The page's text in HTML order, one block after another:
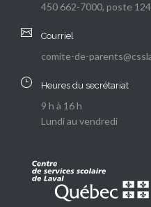
450 662-7000, poste
Courriel
comite-de-
Heures du secrétariat
9 h à 16 h
Lundi au vendredi